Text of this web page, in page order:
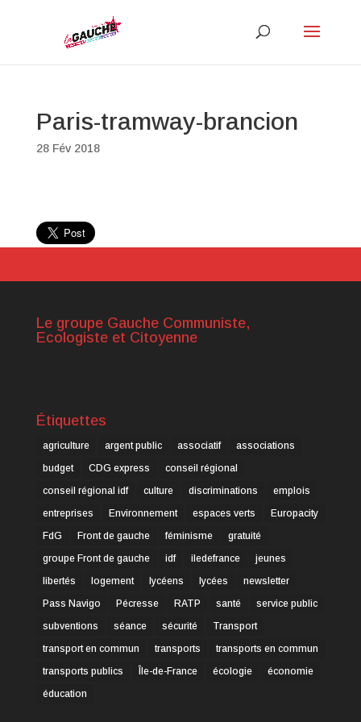
Paris-tramway-brancion
28 Fév 2018
Le groupe Gauche Communiste,
Ecologiste et Citoyenne
Étiquettes
agriculture argent public associatif
associations
budget
CDG express
conseil régional
conseil régional idf
culture discriminations
emplois
entreprises
Environnement espaces verts
Europacity
FdG
Front de gauche féminisme
gratuité
groupe Front de gauche
idf iledefrance
jeunes
libertés
logement lycéens lycées
newsletter
Pass Navigo
Pécresse RATP santé
service public
subventions
séance sécurité
Transport
transport en commun
transports
transports en commun
transports publics
Île-de-France écologie
économie
éducation